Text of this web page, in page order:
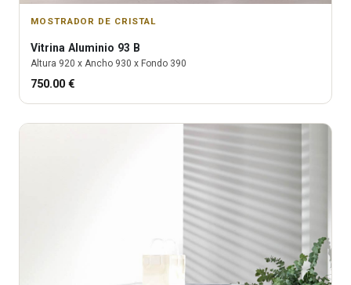
MOSTRADOR DE CRISTAL
Vitrina Aluminio 93 B
Altura 920 x Ancho 930 x Fondo 390
750.00 €